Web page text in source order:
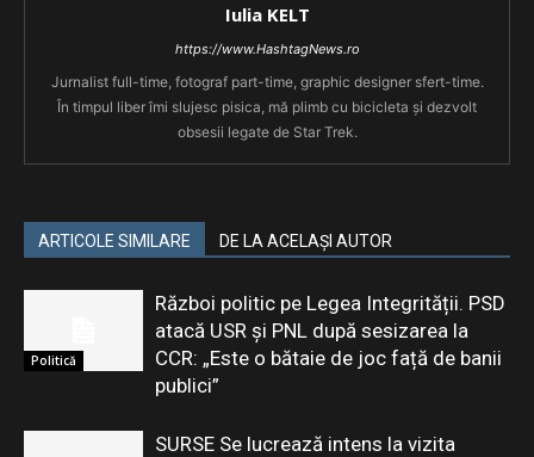
Iulia KELT
https://www.HashtagNews.ro
Jurnalist full-time, fotograf part-time, graphic designer sfert-time.
În timpul liber îmi slujesc pisica, mă plimb cu bicicleta și dezvolt
obsesii legate de Star Trek.
ARTICOLE SIMILARE DE LA ACELAȘI AUTOR
Politică
Război politic pe Legea Integrității. PSD
atacă USR și PNL după sesizarea la
CCR: „Este o bătaie de joc față de banii
publici”
SURSE Se lucrează intens la vizita